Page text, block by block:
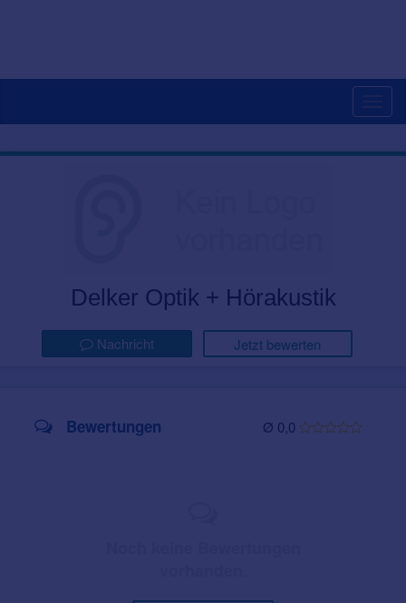
Delker Optik + Hörakustik
Nachricht Jetzt bewerten
Ø 0,0
Bewertungen